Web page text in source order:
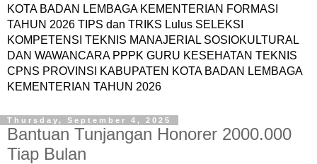
KOTA BADAN LEMBAGA KEMENTERIAN FORMASI
TAHUN 2026 TIPS dan TRIKS Lulus SELEKSI
KOMPETENSI TEKNIS MANAJERIAL SOSIOKULTURAL
DAN WAWANCARA PPPK GURU KESEHATAN TEKNIS
CPNS PROVINSI KABUPATEN KOTA BADAN LEMBAGA
KEMENTERIAN TAHUN 2026
Thursday, September 4, 2025
Bantuan Tunjangan Honorer 2000.000
Tiap Bulan